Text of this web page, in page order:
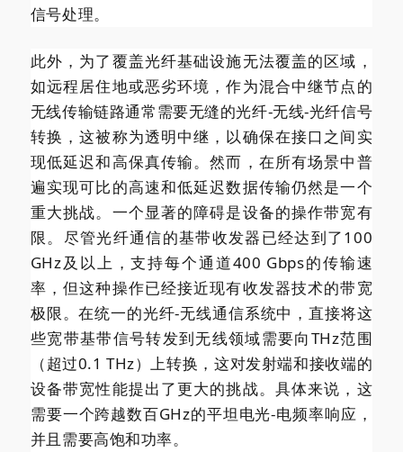
信号处理。
此外，为了覆盖光纤基础设施无法覆盖的区域，
如远程居住地或恶劣环境，作为混合中继节点的
无线传输链路通常需要无缝的光纤-无线-光纤信号
转换，这被称为透明中继，以确保在接口之间实
现低延迟和高保真传输。然而，在所有场景中普
遍实现可比的高速和低延迟数据传输仍然是一个
重大挑战。一个显著的障碍是设备的操作带宽有
限。尽管光纤通信的基带收发器已经达到了100
GHz及以上，支持每个通道400 Gbps的传输速
率，但这种操作已经接近现有收发器技术的带宽
极限。在统一的光纤-无线通信系统中，直接将这
些宽带基带信号转发到无线领域需要向THz范围
（超过0.1 THz）上转换，这对发射端和接收端的
设备带宽性能提出了更大的挑战。具体来说，这
需要一个跨越数百GHz的平坦电光-电频率响应，
并且需要高饱和功率。